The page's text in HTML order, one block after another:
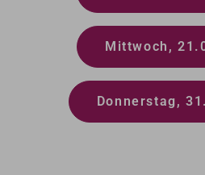
Mittwoch,
Donnerstag,